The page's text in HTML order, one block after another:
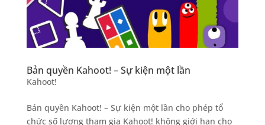
Bản quyền Kahoot! – Sự kiện một lần
Kahoot!
Bản quyền Kahoot! – Sự kiện một lần cho phép tổ
chức số lượng tham gia Kahoot! không giới hạn cho